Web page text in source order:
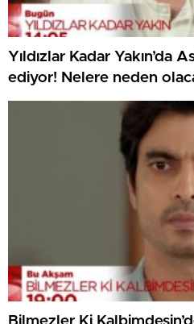
Yıldızlar Kadar Yakın’da
ediyor! Nelere neden